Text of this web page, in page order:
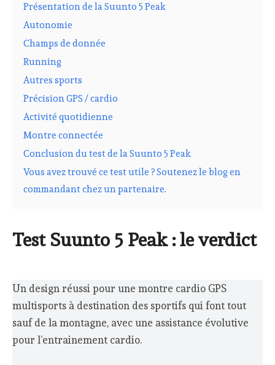
Présentation de la Suunto 5 Peak
Autonomie
Champs de donnée
Running
Autres sports
Précision GPS / cardio
Activité quotidienne
Montre connectée
Conclusion du test de la Suunto 5 Peak
Vous avez trouvé ce test utile ? Soutenez le blog en
commandant chez un partenaire.
Test Suunto 5 Peak : le verdict
Un design réussi pour une montre cardio GPS
multisports à destination des sportifs qui font tout
sauf de la montagne, avec une assistance évolutive
pour l’entrainement cardio.